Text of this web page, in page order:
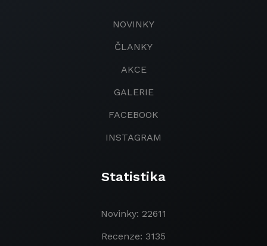
NOVINKY
ČLANKY
AKCE
GALERIE
FACEBOOK
INSTAGRAM
Statistika
Novinky: 22611
Recenze: 3135